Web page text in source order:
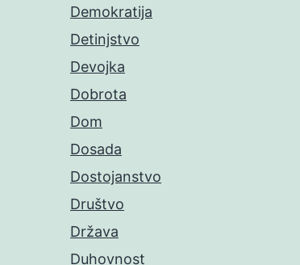
Demokratija
Detinjstvo
Devojka
Dobrota
Dom
Dosada
Dostojanstvo
Društvo
Država
Duhovnost